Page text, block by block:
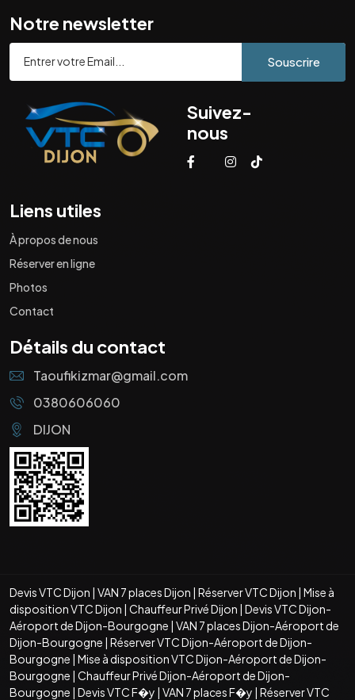
Notre newsletter
Souscrire
Suivez-
nous
Liens utiles
À propos de nous
Réserver en ligne
Photos
Contact
Détails du contact
Taoufikizmar@gmail.com
0380606060
DIJON
Devis VTC Dijon | VAN 7 places Dijon | Réserver VTC Dijon | Mise à
disposition VTC Dijon | Chauffeur Privé Dijon | Devis VTC Dijon-
Aéroport de Dijon-Bourgogne | VAN 7 places Dijon-Aéroport de
Dijon-Bourgogne | Réserver VTC Dijon-Aéroport de Dijon-
Bourgogne | Mise à disposition VTC Dijon-Aéroport de Dijon-
Bourgogne | Chauffeur Privé Dijon-Aéroport de Dijon-
Bourgogne | Devis VTC F�y | VAN 7 places F�y | Réserver VTC